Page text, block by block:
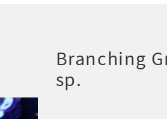
Branching
sp.